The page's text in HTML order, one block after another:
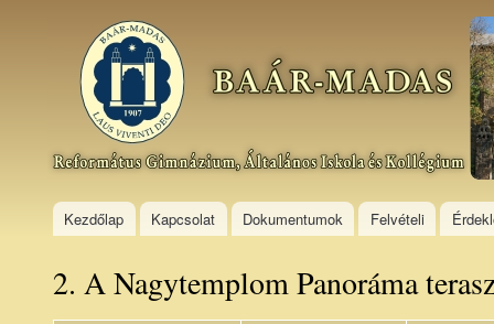
Baár–
Madas
Református
Gimnázium,
Általános
Kollégium
Kezdőlap Kapcsolat Dokumentumok Felvételi
2. A Nagytemplom Panoráma